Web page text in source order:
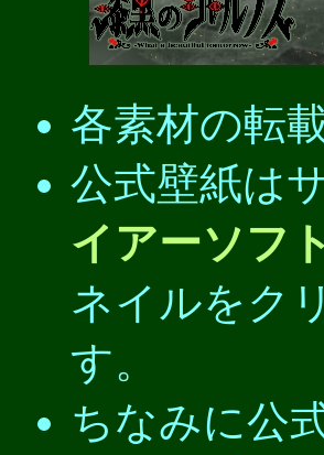
各素材の転
公式壁紙は
イアーソフト
ネイルをク
す。
ちなみに公